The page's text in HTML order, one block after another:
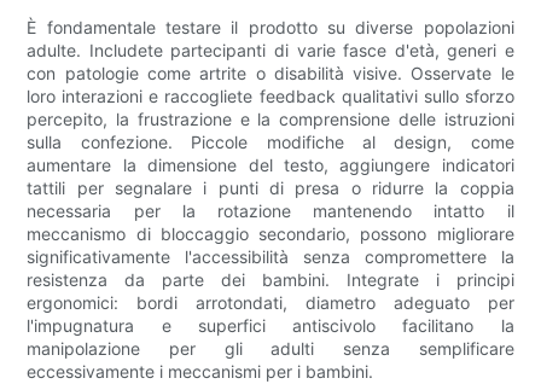
È fondamentale testare il prodotto su diverse popolazioni
adulte. Includete partecipanti di varie fasce d'età, generi e
con patologie come artrite o disabilità visive. Osservate le
loro interazioni e raccogliete feedback qualitativi sullo sforzo
percepito, la frustrazione e la comprensione delle istruzioni
sulla confezione. Piccole modifiche al design, come
aumentare la dimensione del testo, aggiungere indicatori
tattili per segnalare i punti di presa o ridurre la coppia
necessaria per la rotazione mantenendo intatto il
meccanismo di bloccaggio secondario, possono migliorare
significativamente l'accessibilità senza compromettere la
resistenza da parte dei bambini. Integrate i principi
ergonomici: bordi arrotondati, diametro adeguato per
l'impugnatura e superfici antiscivolo facilitano la
manipolazione per gli adulti senza semplificare
eccessivamente i meccanismi per i bambini.